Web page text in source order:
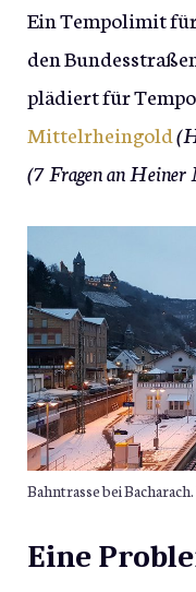
Ein Tempolimit
den
plädiert für
Mittelrheingold
(7 Fragen an Heiner
Bahntrasse bei
Eine